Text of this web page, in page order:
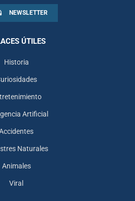
NEWSLETTER
ÚTILES
Historia
Artificial
Naturales
Animales
Viral